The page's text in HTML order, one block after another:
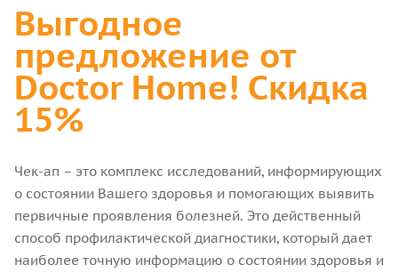
Выгодное
предложение от
Doctor Home! Скидка
15%
Чек-ап – это комплекс исследований, информирующих
о состоянии Вашего здоровья и помогающих выявить
первичные проявления болезней. Это действенный
способ профилактической диагностики, который дает
наиболее точную информацию о состоянии здоровья и